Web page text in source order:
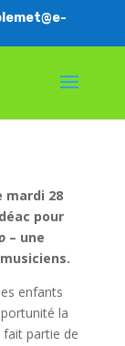
mardi 28
pour
– une
enfants
la
fait partie de